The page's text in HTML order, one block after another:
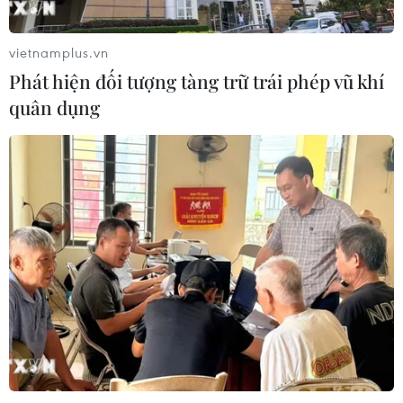
Phó Tổng Biên tập: NGUYỄN THỊ TÁM, KHÚC THANH
THỦY
Sở hữu trí tuệ
Quy định sử dụng
Ngôn ngữ
TTXVN
Dịch vụ tin
Quảng cáo
Liên hệ
Giấy phép số: 1374/GP-BTTTT do Bộ Thông tin và Truyền thông
cấp ngày 11/9/2008.
Quảng cáo: Phó TBT Nguyễn Thị Tám: 093.5958688, Email:
tamvna@gmail.com
vietnamplus.vn
Phát hiện đối tượng tàng trữ trái phép vũ khí
quân dụng